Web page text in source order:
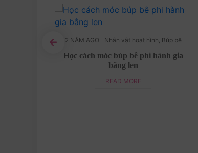
2 NĂM AGO Nhân vật hoạt hình Búp bê
Học cách móc búp bê phi hành gia
bằng len
READ MORE